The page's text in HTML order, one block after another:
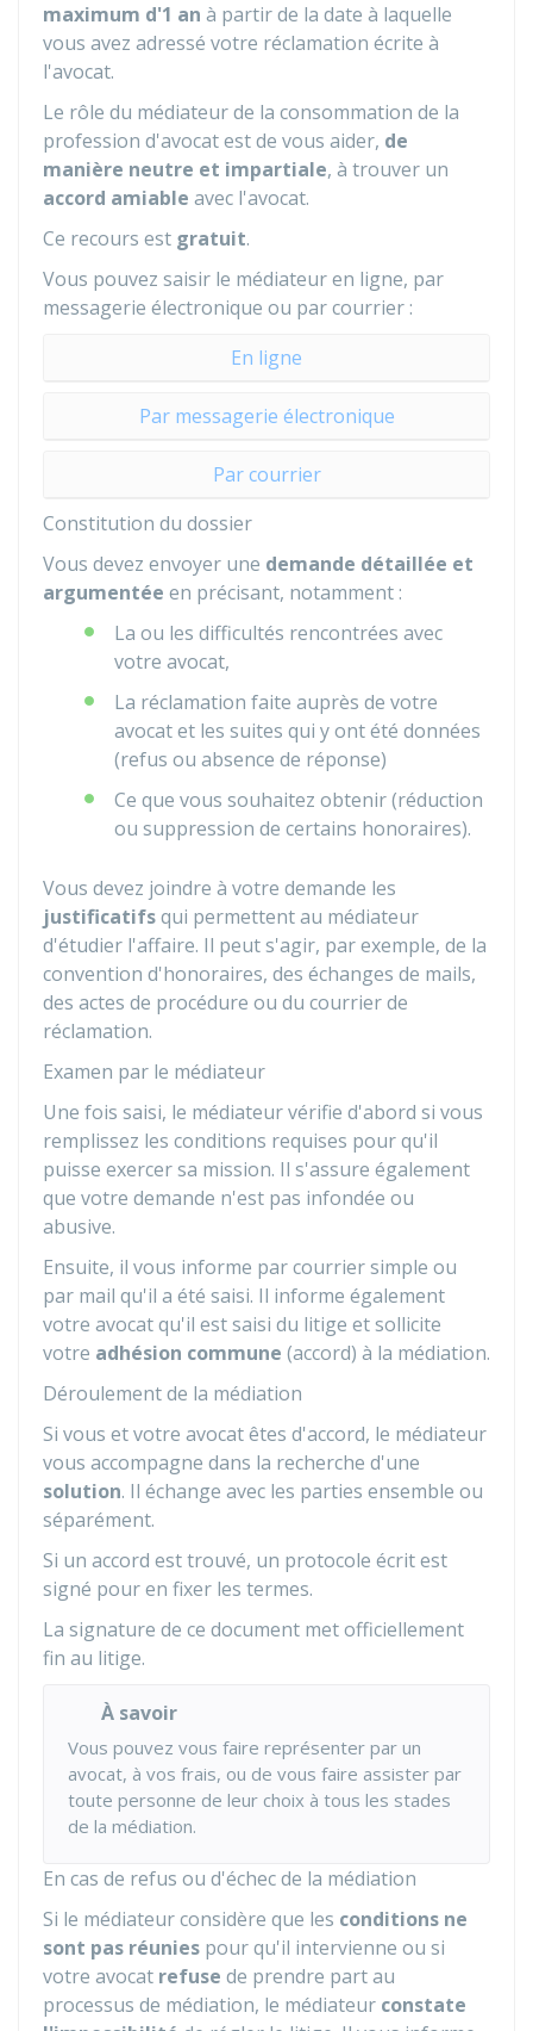
maximum d'1 an à partir de la date à laquelle
vous avez adressé votre réclamation écrite à
l'avocat.
Le rôle du médiateur de la consommation de la
profession d'avocat est de vous aider, de
manière neutre et impartiale, à trouver un
accord amiable avec l'avocat.
Ce recours est gratuit.
Vous pouvez saisir le médiateur en ligne, par
messagerie électronique ou par courrier :
En ligne
Par messagerie électronique
Par courrier
Constitution du dossier
Vous devez envoyer une demande détaillée et
argumentée en précisant, notamment :
La ou les difficultés rencontrées avec
votre avocat,
La réclamation faite auprès de votre
avocat et les suites qui y ont été données
(refus ou absence de réponse)
Ce que vous souhaitez obtenir (réduction
ou suppression de certains honoraires).
Vous devez joindre à votre demande les
justificatifsqui permettent au médiateur
d'étudier l'affaire. Il peut s'agir, par exemple, de la
convention d'honoraires, des échanges de mails,
des actes de procédure ou du courrier de
réclamation.
Examen par le médiateur
Une fois saisi, le médiateur vérifie d'abord si vous
remplissez les conditions requises pour qu'il
puisse exercer sa mission. Il s'assure également
que votre demande n'est pas infondée ou
abusive.
Ensuite, il vous informe par courrier simple ou
par mail qu'il a été saisi. Il informe également
votre avocat qu'il est saisi du litige et sollicite
votre adhésion commune (accord) à la médiation.
Déroulement de la médiation
Si vous et votre avocat êtes d'accord, le médiateur
vous accompagne dans la recherche d'une
solution. Il échange avec les parties ensemble ou
séparément.
Si un accord est trouvé, un protocole écrit est
signé pour en fixer les termes.
La signature de ce document met officiellement
fin au litige.
À savoir
Vous pouvez vous faire représenter par un
avocat, à vos frais, ou de vous faire assister par
toute personne de leur choix à tous les stades
de la médiation.
En cas de refus ou d'échec de la médiation
Si le médiateur considère que les conditions ne
sont pas réunies pour qu'il intervienne ou si
votre avocat refuse de prendre part au
processus de médiation, le médiateur constate